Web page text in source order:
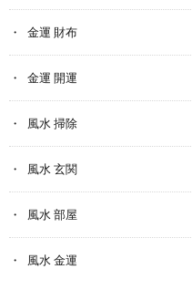
金運 財布
金運 開運
風水 掃除
風水 玄関
風水 部屋
風水 金運